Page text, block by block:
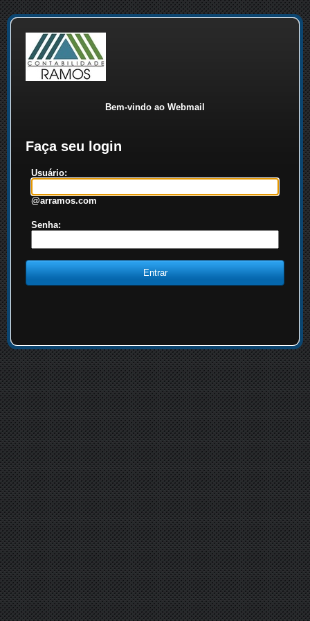
Bem-vindo ao Webmail
Faça seu login
Usuário:
@arramos.com
Senha: